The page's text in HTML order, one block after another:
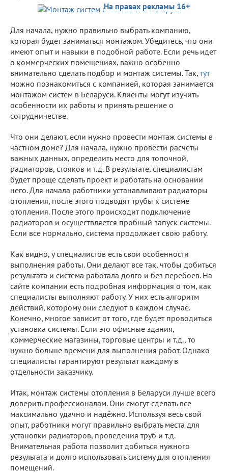
На правах рекламы 16+
Для начала, нужно правильно выбрать компанию,
которая будет заниматься монтажом. Убедитесь, что они
имеют опыт и навыки в подобной работе. Если речь идет
о коммерческих помещениях, важно особенно
внимательно сделать подбор и монтаж системы. Так, тут
можно познакомиться с компанией, которая занимается
монтажом систем в Беларуси. Клиенты могут изучить
особенности их работы и принять решение о
сотрудничестве.
Что они делают, если нужно провести монтаж системы в
частном доме? Для начала, нужно провести расчеты
важных данных, определить место для топочной,
радиаторов, стояков и т.д. В результате, специалистам
будет проще сделать проект и работать на основании
него. Для начала работники устанавливают радиаторы
отопления, после этого подводят трубы к системе
отопления. После этого происходит подключение
радиаторов и осуществляется пробный запуск системы.
Если все нормально, система продолжает свою работу.
Как видно, у специалистов есть свои особенности
выполнения работы. Они делают все так, чтобы добиться
результата и система работала долго и без перебоев. На
сайте компании есть подробная информация о том, как
специалисты выполняют работу. У них есть алгоритм
действий, которому они следуют в каждом случае.
Конечно, многое зависит от того, где будет проводиться
установка системы. Если это офисные здания,
коммерческие магазины, торговые центры и т.д., то
нужно больше времени для выполнения работ. Однако
специалисты гарантируют результат каждому в
отдельности заказчику.
Итак, монтаж системы отопления в Беларуси лучше всего
доверить профессионалам. Они смогут сделать все
максимально удачно и надёжно. Используя весь свой
опыт, работники могут правильно выбрать места для
установки радиаторов, проведения труб и т.д.
Внимательная работа позволит добиться нужного
результата и долго использовать систему для отопления
помещений.